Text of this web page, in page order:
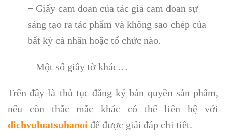
− Giấy cam đoan của tác giả cam đoan sự
sáng tạo ra tác phẩm và không sao chép của
bất kỳ cá nhân hoặc tổ chức nào.
− Một số giấy tờ khác…
Trên đây là thủ tục đăng ký bản quyền sản phẩm,
nếu còn thắc mắc khác có thể liên hệ với
dichvuluatsuhanoi để được giải đáp chi tiết.